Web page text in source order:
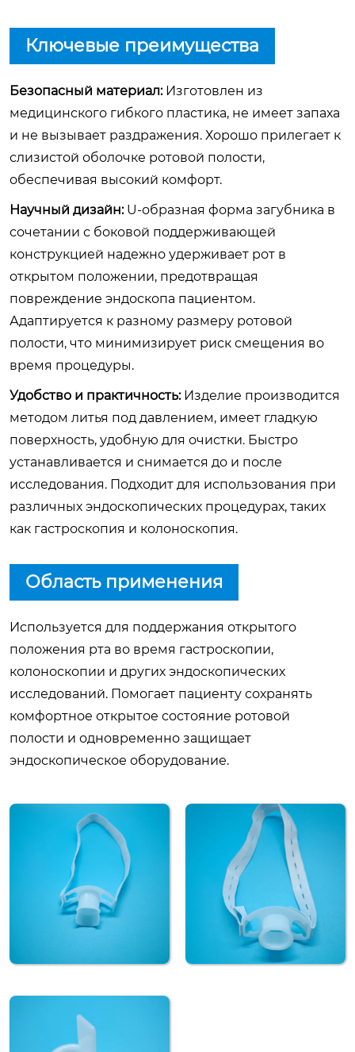
Ключевые преимущества
Безопасный материал:Изготовлен из
медицинского гибкого пластика, не имеет запаха
и не вызывает раздражения. Хорошо прилегает к
слизистой оболочке ротовой полости,
обеспечивая высокий комфорт.
Научный дизайн:U-образная форма загубника в
сочетании с боковой поддерживающей
конструкцией надежно удерживает рот в
открытом положении, предотвращая
повреждение эндоскопа пациентом.
Адаптируется к разному размеру ротовой
полости, что минимизирует риск смещения во
время процедуры.
Удобство и практичность:Изделие производится
методом литья под давлением, имеет гладкую
поверхность, удобную для очистки. Быстро
устанавливается и снимается до и после
исследования. Подходит для использования при
различных эндоскопических процедурах, таких
как гастроскопия и колоноскопия.
Область применения
Используется для поддержания открытого
положения рта во время гастроскопии,
колоноскопии и других эндоскопических
исследований. Помогает пациенту сохранять
комфортное открытое состояние ротовой
полости и одновременно защищает
эндоскопическое оборудование.